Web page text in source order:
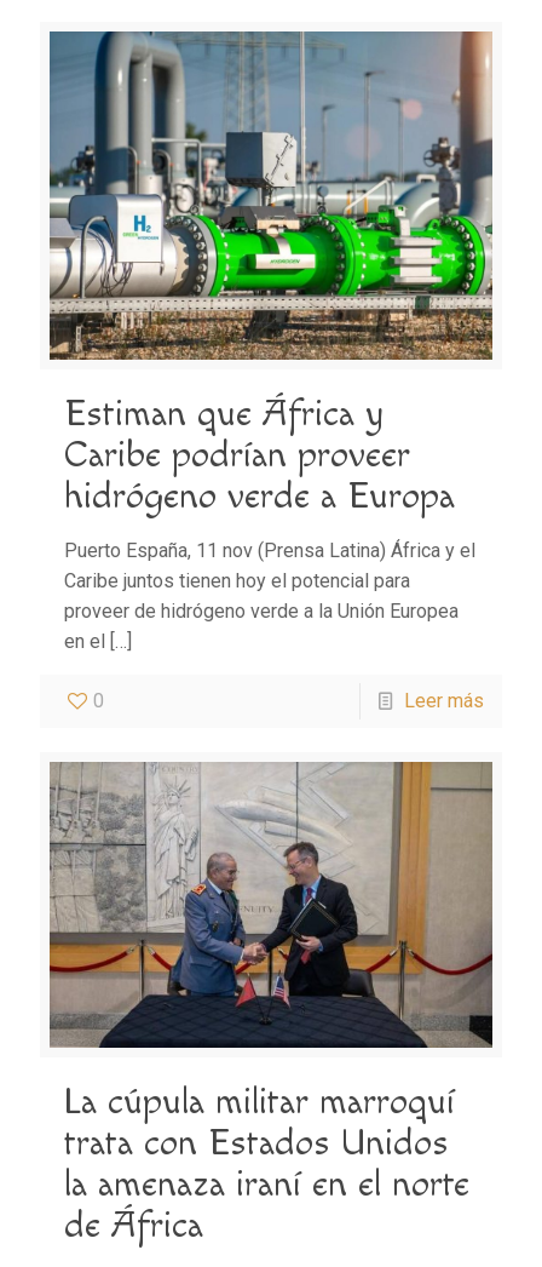
Estiman que África y
Caribe podrían proveer
hidrógeno verde a Europa
Puerto España, 11 nov (Prensa Latina) África y el
Caribe juntos tienen hoy el potencial para
proveer de hidrógeno verde a la Unión Europea
en el
[…]
0 Leer más
La cúpula militar marroquí
trata con Estados Unidos
la amenaza iraní en el norte
de África